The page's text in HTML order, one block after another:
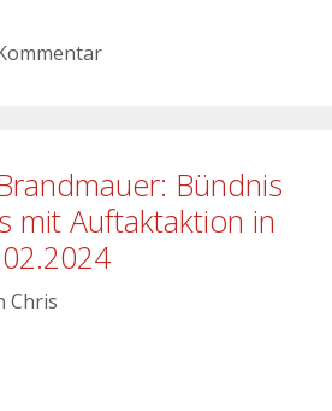
Bündnis
mit Auftaktaktion in
Chris